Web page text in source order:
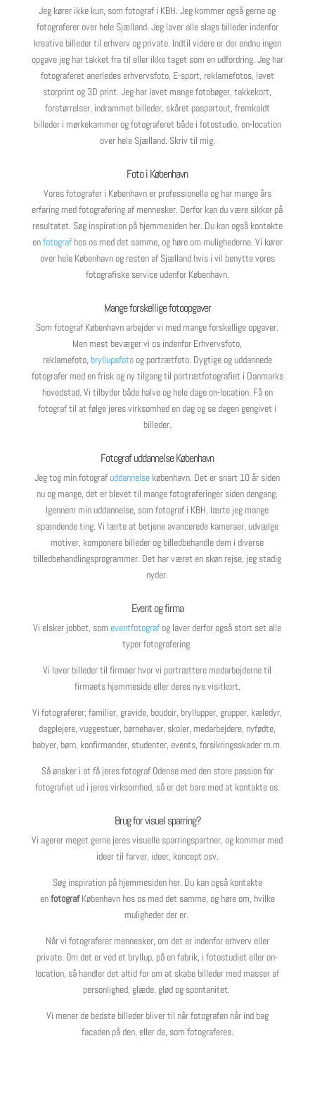
Jeg kører ikke kun, som fotograf i KBH. Jeg kommer også gerne og
fotograferer over hele Sjælland. Jeg laver alle slags billeder indenfor
kreative billeder til erhverv og private. Indtil videre er der endnu ingen
opgave jeg har takket fra til eller ikke taget som en udfordring. Jeg har
fotograferet anerledes erhvervsfoto, E-sport, reklamefotos, lavet
storprint og 3D print. Jeg har lavet mange fotobøger, takkekort,
forstørrelser, indrammet billeder, skåret paspartout, fremkaldt
billeder i mørkekammer og fotograferet både i fotostudio, on-location
over hele Sjælland. Skriv til mig.
Foto i København
Vores fotografer i København er professionelle og har mange års
erfaring med fotografering af mennesker. Derfor kan du være sikker på
resultatet. Søg inspiration på hjemmesiden her. Du kan også kontakte
enfotografhos os med det samme, og høre om mulighederne. Vi kører
over hele København og resten af Sjælland hvis i vil benytte vores
fotografiske service udenfor København.
Mange forskellige fotoopgaver
Som fotograf København arbejder vi med mange forskellige opgaver.
Men mest bevæger vi os indenfor Erhvervsfoto,
reklamefoto, bryllupsfotoog portrætfoto. Dygtige og uddannede
fotografer med en frisk og ny tilgang til portrætfotografiet i Danmarks
hovedstad. Vi tilbyder både halve og hele dage on-location. Få en
fotograf til at følge jeres virksomhed en dag og se dagen gengivet i
billeder.
Fotograf uddannelse København
Jeg tog min fotografuddannelse københavn. Det er snart 10 år siden
nu og mange, det er blevet til mange fotograferinger siden dengang.
Igennem min uddannelse, som fotograf i KBH, lærte jeg mange
spændende ting. Vi lærte at betjene avancerede kameraer, udvælge
motiver, komponere billeder og billedbehandle dem i diverse
billedbehandlingsprogrammer. Det har været en skøn rejse, jeg stadig
nyder.
Event og firma
Vi elsker jobbet, someventfotografog laver derfor også stort set alle
typer fotografering.
Vi laver billeder til firmaer hvor vi portrættere medarbejderne til
firmaets hjemmeside eller deres nye visitkort.
Vi fotograferer; familier, gravide, boudoir, bryllupper, grupper, kæledyr,
dagplejere, vuggestuer, børnehaver, skoler, medarbejdere, nyfødte,
babyer, børn, konfirmander, studenter, events, forsikringsskader m.m.
Så ønsker i at få jeres fotograf Odense med den store passion for
fotografiet ud i jeres virksomhed, så er det bare med at kontakte os.
Brug for visuel sparring?
Vi agerer meget gerne jeres visuelle sparringspartner, og kommer med
ideer til farver, ideer, koncept osv.
Søg inspiration på hjemmesiden her. Du kan også kontakte
enfotografKøbenhavn hos os med det samme, og høre om, hvilke
muligheder der er.
Når vi fotograferer mennesker, om det er indenfor erhverv eller
private. Om det er ved et bryllup, på en fabrik, i fotostudiet eller on-
location, så handler det altid for om at skabe billeder med masser af
personlighed, glæde, glød og spontanitet.
Vi mener de bedste billeder bliver til når fotografen når ind bag
facaden på den, eller de, som fotograferes.